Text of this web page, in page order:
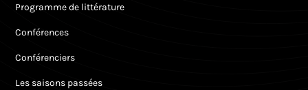
Programme de littérature
Conférences
Conférenciers
Les saisons passées